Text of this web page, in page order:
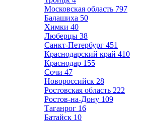
Московская область 797
Балашиха 50
Химки 40
Люберцы 38
Санкт-Петербург 451
Краснодарский край 410
Краснодар 155
Сочи 47
Новороссийск 28
Ростовская область 222
Ростов-на-Дону 109
Таганрог 16
Батайск 10